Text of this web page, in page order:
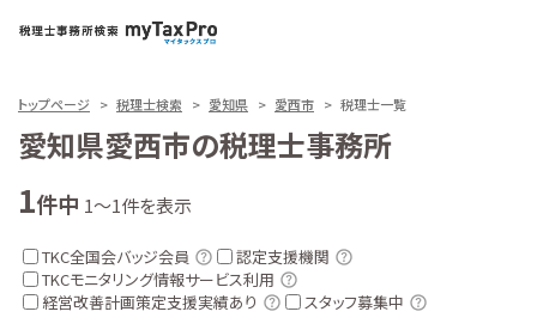
トップページ 税理士検索 愛知県 愛西市 税理士一覧
愛知県愛西市の税理士事務所
1件中 1～1件を表示
TKC全国会バッジ会員
認定支援機関
TKCモニタリング情報サービス利用
経営改善計画策定支援実績あり
スタッフ募集中